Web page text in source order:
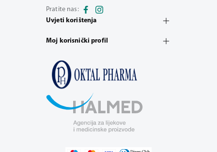
Pratite nas:
Uvjeti korištenja
Moj korisnički profil